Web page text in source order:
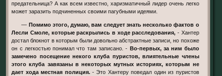
предательница? А как всем известно, харизматичный лидер очень легко
может заразить подчиненных своими пагубными идеями.
Помимо этого, думаю, вам следует знать несколько фактов о
Лесли Смоле, которые раскрылись в ходе расследования, - Хантер
достал блокнот в которым были довольно абстрактные записи, но похоже
он с легкостью понимал что там записано. - Во-первых, за ним было
замечено посещение некого клуба пуристов, влиятельные члены
этого клуба завязаны в некоторых мутных историях, которым не
дает хода местная полиция.- Это Хантеру поведал один из пуристов